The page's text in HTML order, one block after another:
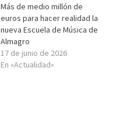
Más de medio millón de
euros para hacer realidad la
nueva Escuela de Música de
Almagro
17 de junio de 2026
En «Actualidad»